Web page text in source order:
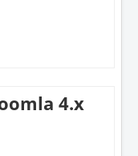
4.x